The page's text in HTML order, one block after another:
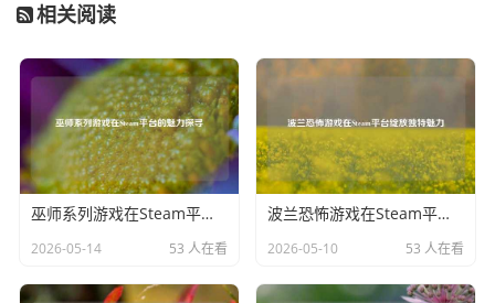
相关阅读
巫师系列游戏在Steam平台的魅力探寻
2026-05-14 53 人在看
波兰恐怖游戏在Steam平台绽放独特魅力
2026-05-10 53 人在看